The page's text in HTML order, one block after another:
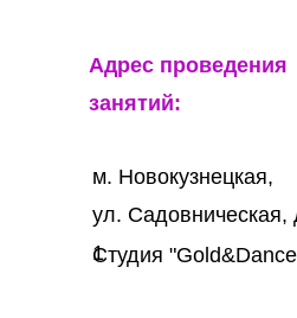
Адрес проведения
занятий:
м. Новокузнецкая,
ул. Садовническая,
1
Студия